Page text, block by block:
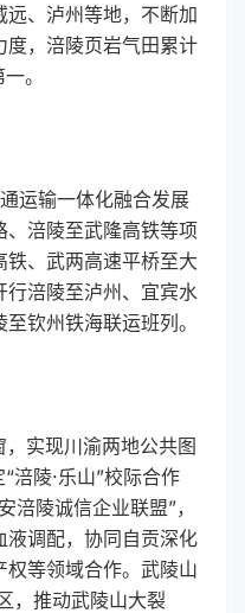
、泸州等地，不断加
度，涪陵页岩气田累计
。
运输一体化融合发展
、涪陵至武隆高铁等项
铁、武两高速平桥至大
行涪陵至泸州、宜宾水
钦州铁海联运班列。
，实现川渝两地公共图
涪陵·乐山”校际合作
涪陵诚信企业联盟”，
液调配，协同自贡深化
等领域合作。武陵山
，推动武陵山大裂